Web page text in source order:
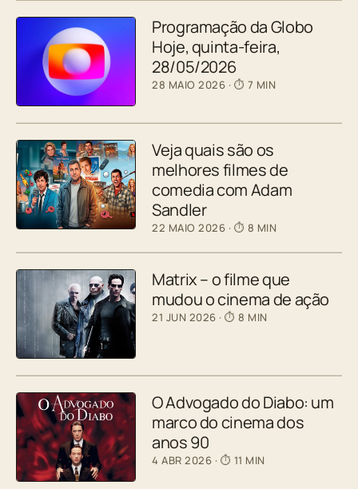
Programação da Globo
Hoje, quinta-feira,
28/05/2026
28 MAIO 2026 · ⏱ 7 MIN
Veja quais são os
melhores filmes de
comedia com Adam
Sandler
22 MAIO 2026 · ⏱ 8 MIN
Matrix – o filme que
mudou o cinema de ação
21 JUN 2026 · ⏱ 8 MIN
O Advogado do Diabo: um
marco do cinema dos
anos 90
4 ABR 2026 · ⏱ 11 MIN